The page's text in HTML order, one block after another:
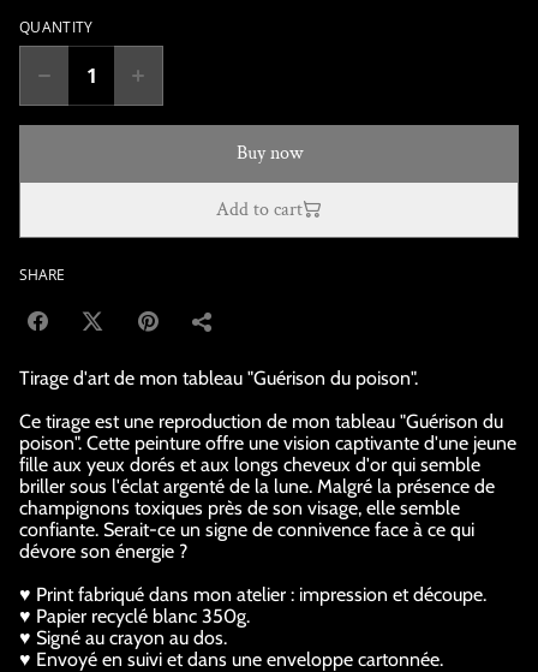
QUANTITY
Buy now
Add to cart
SHARE
Tirage d'art de mon tableau "Guérison du poison".
Ce tirage est une reproduction de mon tableau "Guérison du
poison". Cette peinture offre une vision captivante d'une jeune
fille aux yeux dorés et aux longs cheveux d'or qui semble
briller sous l'éclat argenté de la lune. Malgré la présence de
champignons toxiques près de son visage, elle semble
confiante. Serait-ce un signe de connivence face à ce qui
dévore son énergie ?
♥ Print fabriqué dans mon atelier : impression et découpe.
♥ Papier recyclé blanc 350g.
♥ Signé au crayon au dos.
♥ Envoyé en suivi et dans une enveloppe cartonnée.